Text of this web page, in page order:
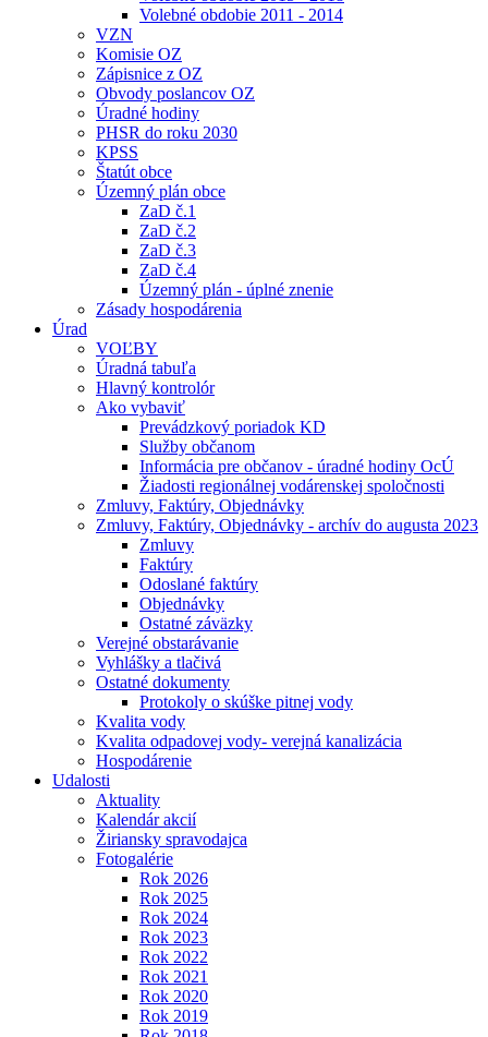
Volebné obdobie 2011 - 2014
VZN
Komisie OZ
Zápisnice z OZ
Obvody poslancov OZ
Úradné hodiny
PHSR do roku 2030
KPSS
Štatút obce
Územný plán obce
ZaD č.1
ZaD č.2
ZaD č.3
ZaD č.4
Územný plán - úplné znenie
Zásady hospodárenia
Úrad
VOĽBY
Úradná tabuľa
Hlavný kontrolór
Ako vybaviť
Prevádzkový poriadok KD
Služby občanom
Informácia pre občanov - úradné hodiny OcÚ
Žiadosti regionálnej vodárenskej spoločnosti
Zmluvy, Faktúry, Objednávky
Zmluvy, Faktúry, Objednávky - archív do augusta 2023
Zmluvy
Faktúry
Odoslané faktúry
Objednávky
Ostatné záväzky
Verejné obstarávanie
Vyhlášky a tlačivá
Ostatné dokumenty
Protokoly o skúške pitnej vody
Kvalita vody
Kvalita odpadovej vody- verejná kanalizácia
Hospodárenie
Udalosti
Aktuality
Kalendár akcií
Žiriansky spravodajca
Fotogalérie
Rok 2026
Rok 2025
Rok 2024
Rok 2023
Rok 2022
Rok 2021
Rok 2020
Rok 2019